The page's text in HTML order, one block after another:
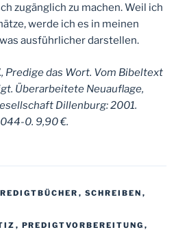
zugänglich zu machen. Weil ich
werde ich es in meinen
ausführlicher darstellen.
Predige das Wort. Vom Bibeltext
Überarbeitete Neuauflage,
Dillenburg: 2001.
0. 9,90 €.
, SCHREIBEN ,
, PREDIGTVORBEREITUNG ,